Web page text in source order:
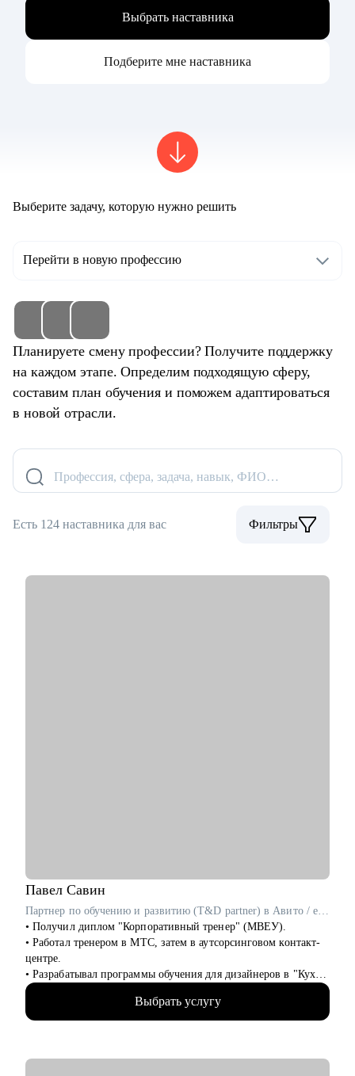
Выбрать наставника
Подберите мне наставника
Выберите задачу, которую нужно решить
Перейти в новую профессию
Планируете смену профессии? Получите поддержку
на каждом этапе. Определим подходящую сферу,
составим план обучения и поможем адаптироваться
в новой отрасли.
Профессия, сфера, задача, навык, ФИО…
Есть 124 наставника для вас Фильтры
Павел Савин
Партнер по обучению и развитию (T&D partner) в Авито / ex-Самокат, СберЛогистика
• Получил диплом "Корпоративный тренер" (МВЕУ).
• Работал тренером в МТС, затем в аутсорсинговом контакт-
центре.
• Разрабатывал программы обучения для дизайнеров в "Кухни
Мария".
• Вырос в Самокате от тренера до руководителя отдела
обучения.
Выбрать услугу